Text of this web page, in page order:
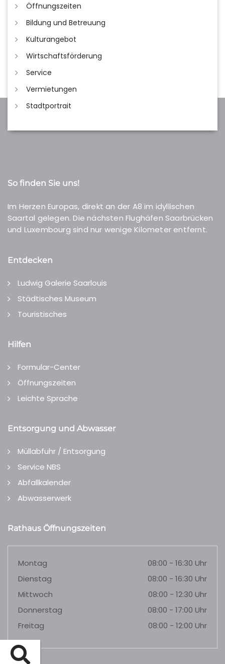
Öffnungszeiten
Bildung und Betreuung
Kulturangebot
Wirtschaftsförderung
Service
Vermietungen
Stadtportrait
So finden Sie uns!
Im Herzen Europas, direkt an der A8 im idyllischen
Saartal gelegen. Die nächsten Flughäfen Saarbrücken
und Luxembourg sind nur wenige Kilometer entfernt.
Entdecken
Ludwig Galerie Saarlouis
Städtisches Museum
Touristisches
Hilfen
Formular-Center
Öffnungszeiten
Leichte Sprache
Entsorgung und Abwasser
Müllabfuhr / Entsorgung
Service NBS
Abfallkalender
Abwasserwerk
Rathaus Öffnungszeiten
Montag
08:00 - 16:30 Uhr
Dienstag
08:00 - 16:30 Uhr
Mittwoch
08:00 - 12:30 Uhr
Donnerstag
08:00 - 17:00 Uhr
Freitag
08:00 - 12:00 Uhr